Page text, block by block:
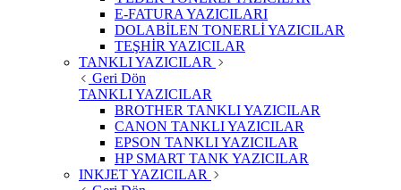
E-FATURA YAZICILARI
DOLABİLEN TONERLİ YAZICILAR
TEŞHİR YAZICILAR
TANKLI YAZICILAR
Geri Dön
TANKLI YAZICILAR
BROTHER TANKLI YAZICILAR
CANON TANKLI YAZICILAR
EPSON TANKLI YAZICILAR
HP SMART TANK YAZICILAR
INKJET YAZICILAR